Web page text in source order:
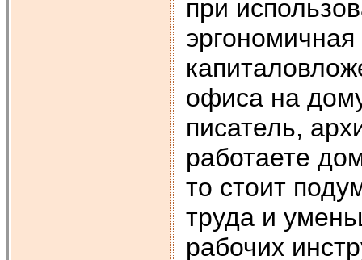
при
офиса на
писатель,
работаете
то стоит
труда и
рабочих